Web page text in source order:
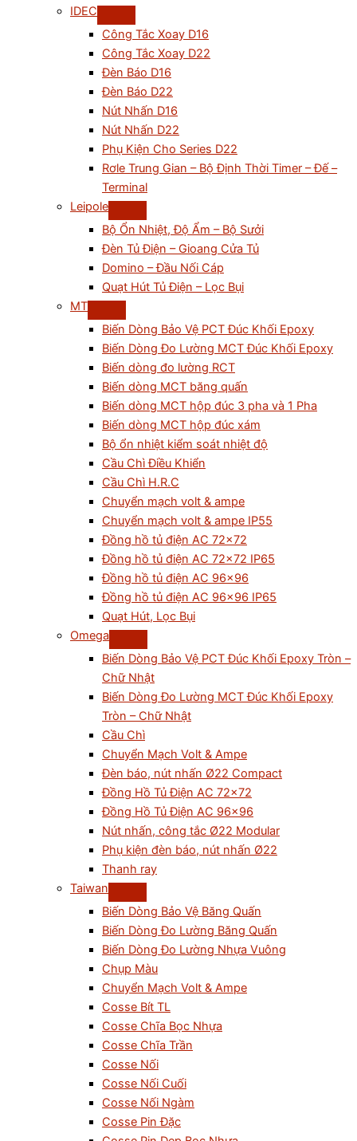
IDEC
Công Tắc Xoay D16
Công Tắc Xoay D22
Đèn Báo D16
Đèn Báo D22
Nút Nhấn D16
Nút Nhấn D22
Phụ Kiện Cho Series D22
Rơle Trung Gian – Bộ Định Thời Timer – Đế –
Terminal
Leipole
Bộ Ổn Nhiệt, Độ Ẩm – Bộ Sưởi
Đèn Tủ Điện – Gioang Cửa Tủ
Domino – Đầu Nối Cáp
Quạt Hút Tủ Điện – Lọc Bụi
MT
Biến Dòng Bảo Vệ PCT Đúc Khối Epoxy
Biến Dòng Đo Lường MCT Đúc Khối Epoxy
Biến dòng đo lường RCT
Biến dòng MCT băng quấn
Biến dòng MCT hộp đúc 3 pha và 1 Pha
Biến dòng MCT hộp đúc xám
Bộ ổn nhiệt kiểm soát nhiệt độ
Cầu Chì Điều Khiển
Cầu Chì H.R.C
Chuyển mạch volt & ampe
Chuyển mạch volt & ampe IP55
Đồng hồ tủ điện AC 72×72
Đồng hồ tủ điện AC 72×72 IP65
Đồng hồ tủ điện AC 96×96
Đồng hồ tủ điện AC 96×96 IP65
Quạt Hút, Lọc Bụi
Omega
Biến Dòng Bảo Vệ PCT Đúc Khối Epoxy Tròn –
Chữ Nhật
Biến Dòng Đo Lường MCT Đúc Khối Epoxy
Tròn – Chữ Nhật
Cầu Chì
Chuyển Mạch Volt & Ampe
Đèn báo, nút nhấn Ø22 Compact
Đồng Hồ Tủ Điện AC 72×72
Đồng Hồ Tủ Điện AC 96×96
Nút nhấn, công tắc Ø22 Modular
Phụ kiện đèn báo, nút nhấn Ø22
Thanh ray
Taiwan
Biến Dòng Bảo Vệ Băng Quấn
Biến Dòng Đo Lường Băng Quấn
Biến Dòng Đo Lường Nhựa Vuông
Chụp Màu
Chuyển Mạch Volt & Ampe
Cosse Bít TL
Cosse Chĩa Bọc Nhựa
Cosse Chĩa Trần
Cosse Nối
Cosse Nối Cuối
Cosse Nối Ngàm
Cosse Pin Đặc